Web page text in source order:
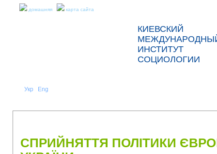
домашняя карта сайта
КИЕВСКИЙ
ИНСТИТУТ
СОЦИОЛОГИИ
Укр Eng
СПРИЙНЯТТЯ ПОЛІТИКИ